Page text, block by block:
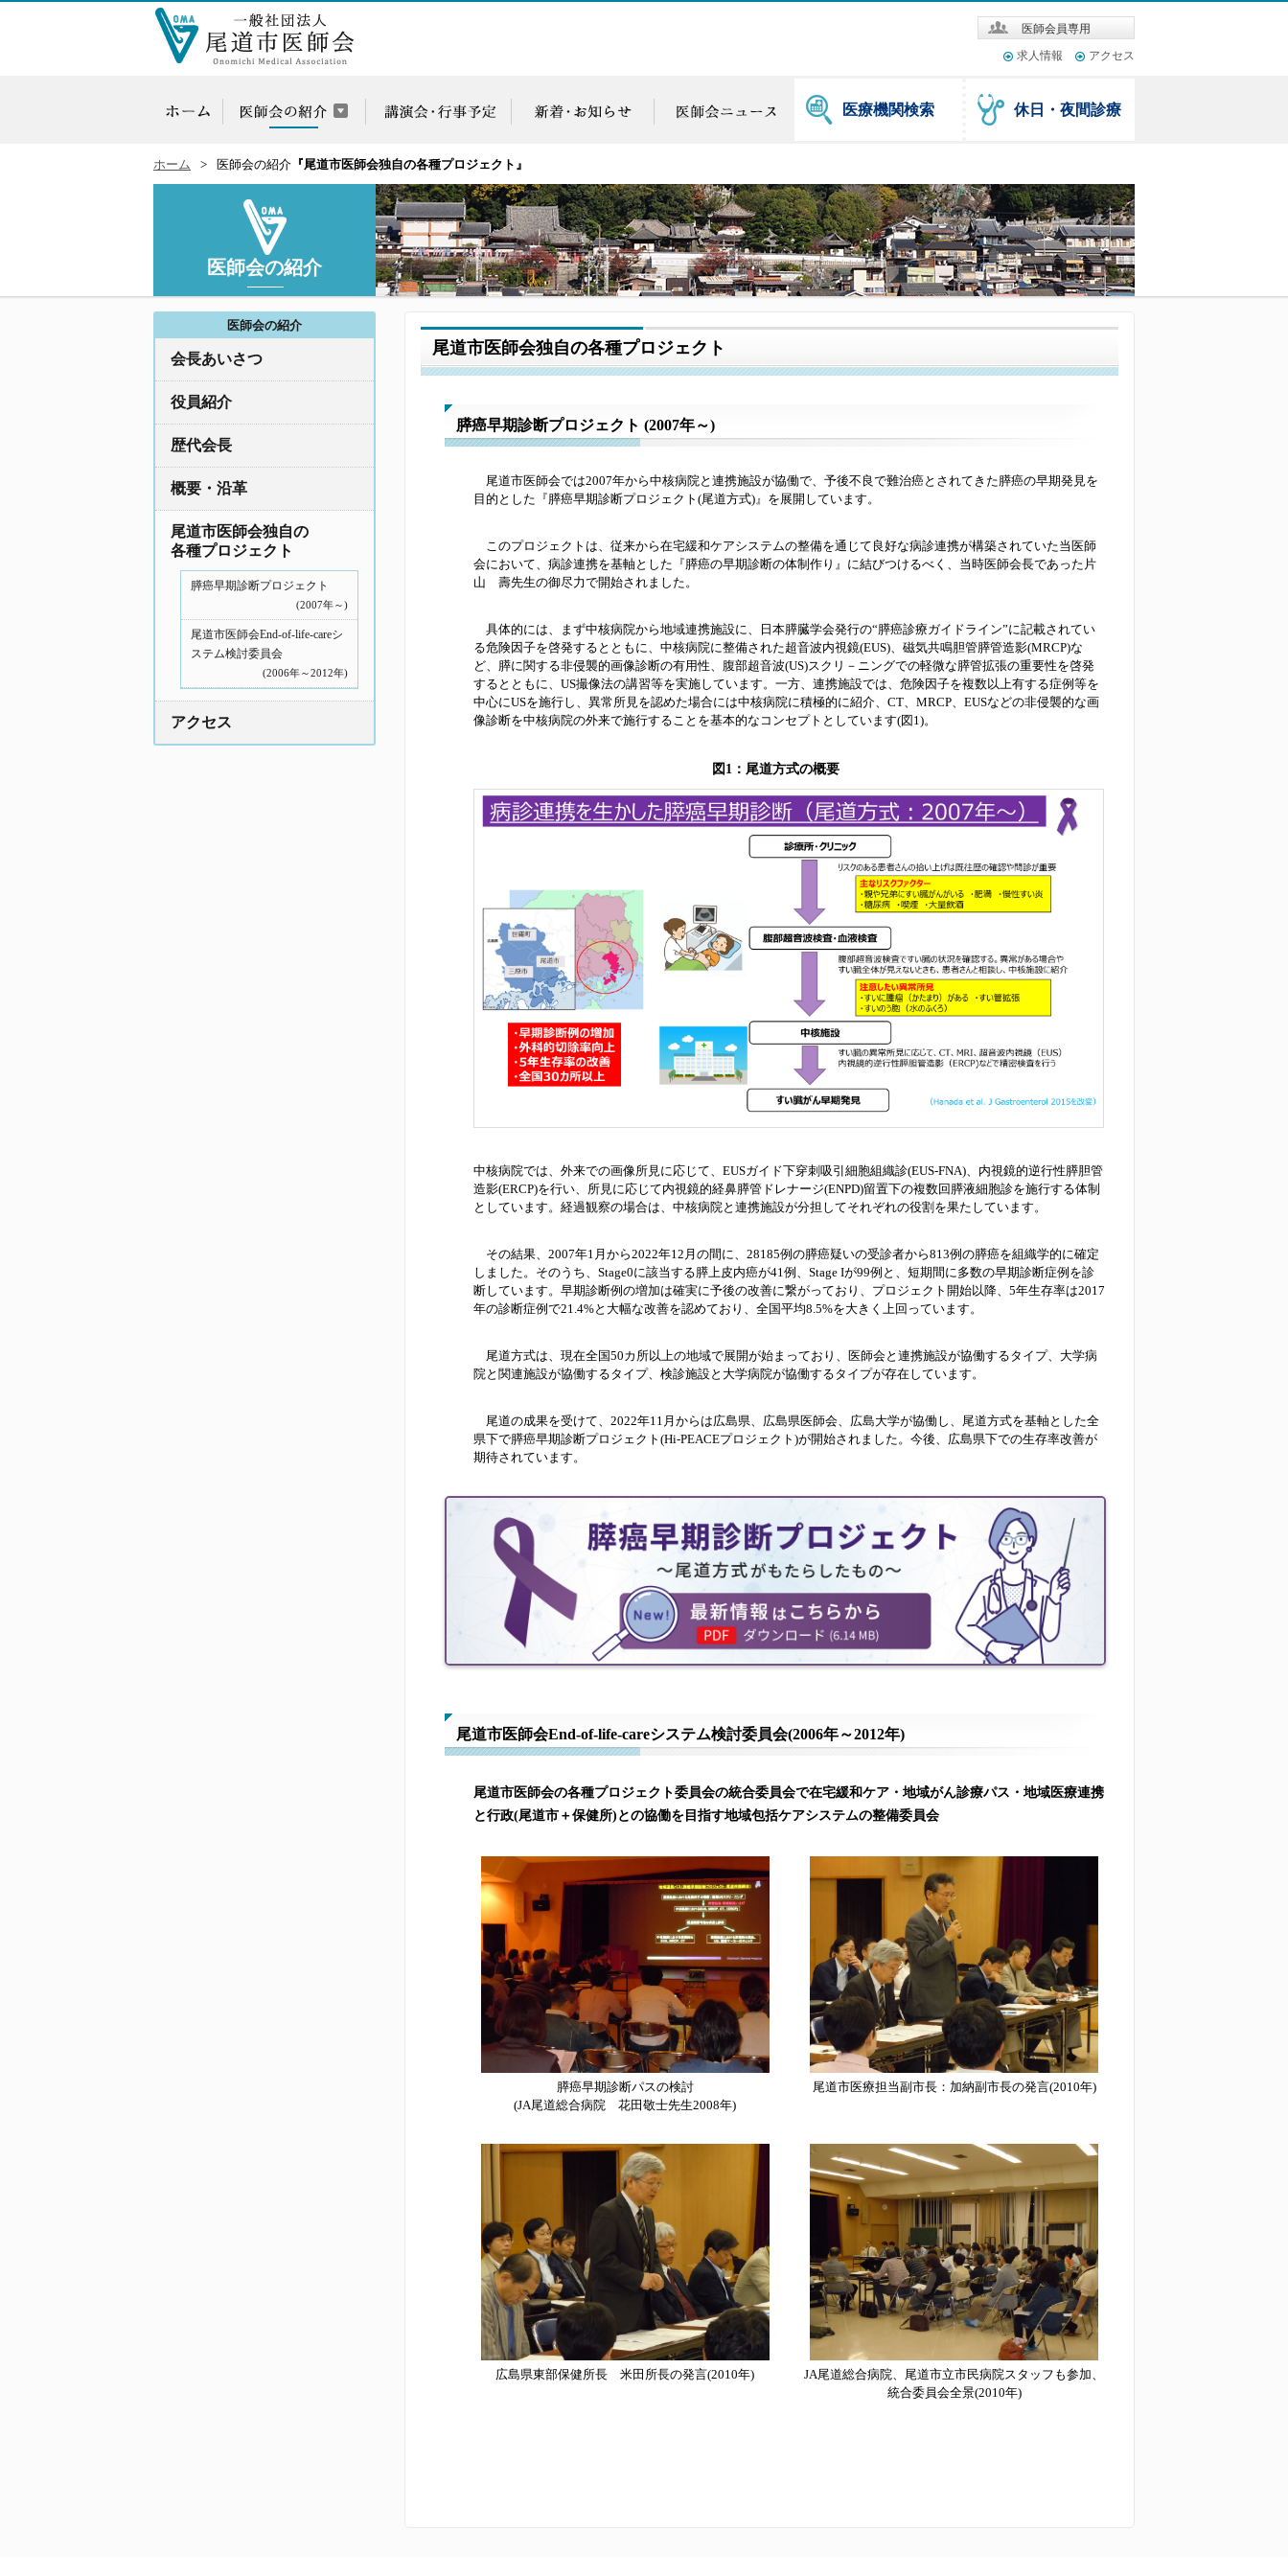
医師会員専用
アクセス
求人情報
医療機関検索 休日・夜間診療
ホーム 医師会の紹介 『尾道市医師会独自の各種プロジェクト』
医師会の紹介
尾道市医師会独自の各種プロジェクト
膵癌早期診断プロジェクト (2007年～)
尾道市医師会では2007年から中核病院と連携施設が協働で、予後不良で難治癌とされてきた膵癌の早期発見を
目的とした『膵癌早期診断プロジェクト(尾道方式)』を展開しています。
このプロジェクトは、従来から在宅緩和ケアシステムの整備を通じて良好な病診連携が構築されていた当医師
会において、病診連携を基軸とした『膵癌の早期診断の体制作り』に結びつけるべく、当時医師会長であった片
山 壽先生の御尽力で開始されました。
具体的には、まず中核病院から地域連携施設に、日本膵臓学会発行の“膵癌診療ガイドライン”に記載されてい
る危険因子を啓発するとともに、中核病院に整備された超音波内視鏡(EUS)、磁気共鳴胆管膵管造影(MRCP)な
ど、膵に関する非侵襲的画像診断の有用性、腹部超音波(US)スクリ－ニングでの軽微な膵管拡張の重要性を啓発
するとともに、US撮像法の講習等を実施しています。一方、連携施設では、危険因子を複数以上有する症例等を
中心にUSを施行し、異常所見を認めた場合には中核病院に積極的に紹介、CT、MRCP、EUSなどの非侵襲的な画
像診断を中核病院の外来で施行することを基本的なコンセプトとしています(図1)。
図1：尾道方式の概要
中核病院では、外来での画像所見に応じて、EUSガイド下穿刺吸引細胞組織診(EUS-FNA)、内視鏡的逆行性膵胆管
造影(ERCP)を行い、所見に応じて内視鏡的経鼻膵管ドレナージ(ENPD)留置下の複数回膵液細胞診を施行する体制
としています。経過観察の場合は、中核病院と連携施設が分担してそれぞれの役割を果たしています。
その結果、2007年1月から2022年12月の間に、28185例の膵癌疑いの受診者から813例の膵癌を組織学的に確定
しました。そのうち、Stage0に該当する膵上皮内癌が41例、Stage Iが99例と、短期間に多数の早期診断症例を診
断しています。早期診断例の増加は確実に予後の改善に繋がっており、プロジェクト開始以降、5年生存率は2017
年の診断症例で21.4%と大幅な改善を認めており、全国平均8.5%を大きく上回っています。
尾道方式は、現在全国50カ所以上の地域で展開が始まっており、医師会と連携施設が協働するタイプ、大学病
院と関連施設が協働するタイプ、検診施設と大学病院が協働するタイプが存在しています。
尾道の成果を受けて、2022年11月からは広島県、広島県医師会、広島大学が協働し、尾道方式を基軸とした全
県下で膵癌早期診断プロジェクト(Hi-PEACEプロジェクト)が開始されました。今後、広島県下での生存率改善が
期待されています。
尾道市医師会End-of-life-careシステム検討委員会(2006年～2012年)
尾道市医師会の各種プロジェクト委員会の統合委員会で在宅緩和ケア・地域がん診療パス・地域医療連携
と行政(尾道市＋保健所)との協働を目指す地域包括ケアシステムの整備委員会
膵癌早期診断パスの検討
(JA尾道総合病院 花田敬士先生2008年)
尾道市医療担当副市長：加納副市長の発言(2010年)
広島県東部保健所長 米田所長の発言(2010年)
JA尾道総合病院、尾道市立市民病院スタッフも参加、
統合委員会全景(2010年)
医師会の紹介
会長あいさつ
役員紹介
歴代会長
概要・沿革
尾道市医師会独自の
各種プロジェクト
膵癌早期診断プロジェクト
(2007年～)
尾道市医師会End-of-life-careシ
ステム検討委員会
(2006年～2012年)
アクセス